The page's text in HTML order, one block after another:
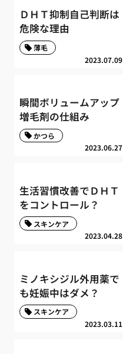
ＤＨＴ抑制自己判断は
危険な理由
2023.07.09
薄毛
瞬間ボリュームアップ
増毛剤の仕組み
2023.06.27
かつら
生活習慣改善でＤＨＴ
をコントロール？
2023.04.28
スキンケア
ミノキシジル外用薬で
も妊娠中はダメ？
2023.03.11
スキンケア